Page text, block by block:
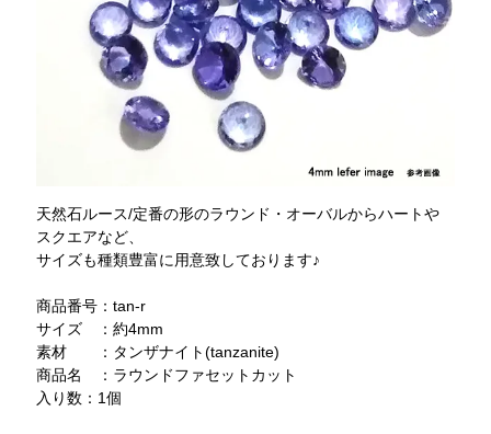
天然石ルース/定番の形のラウンド・オーバルからハートや
スクエアなど、
サイズも種類豊富に用意致しております♪
商品番号：tan-r
サイズ ：約4mm
素材 ：タンザナイト(tanzanite)
商品名 ：ラウンドファセットカット
入り数：1個